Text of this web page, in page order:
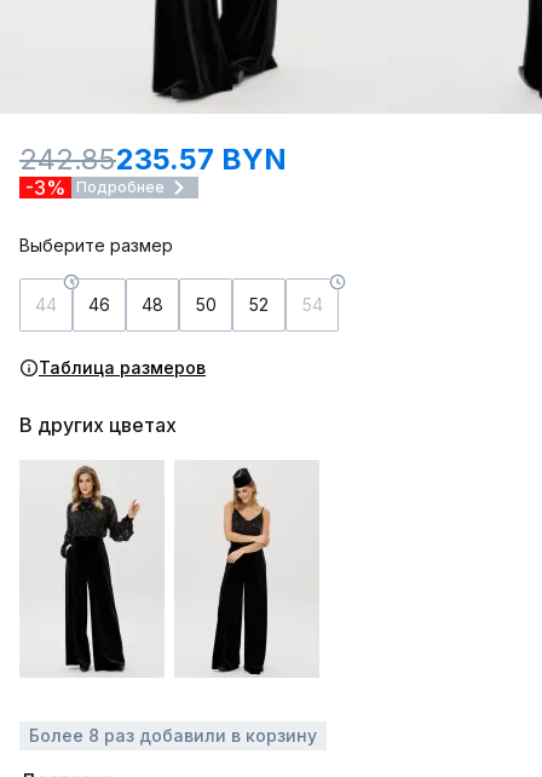
242.85235.57 BYN
-3% Подробнее
Выберите размер
44 46 48 50 52 54
Таблица размеров
В других цветах
Более 8 раз добавили в корзину